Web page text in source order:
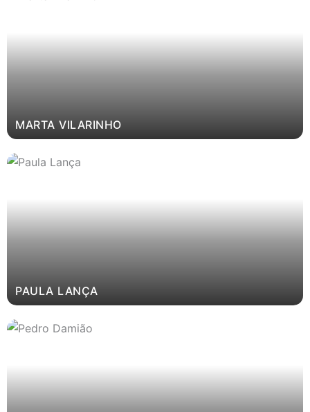
MARTA VILARINHO
PAULA LANÇA